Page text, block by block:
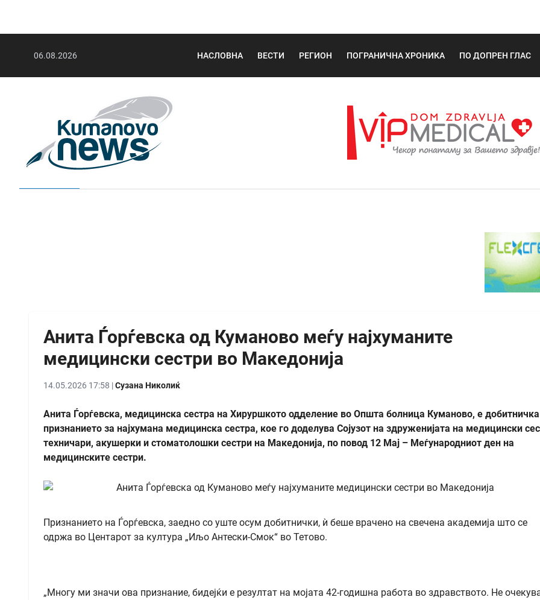
06.08.2026 НАСЛОВНА ВЕСТИ РЕГИОН ПОГРАНИЧНА ХРОНИКА ПО ДОПРЕН ГЛАС
Анита Ѓорѓевска од Куманово меѓу најхуманите
медицински сестри во Македонија
14.05.2026 17:58 |Сузана Николиќ
Анита Ѓорѓевска, медицинска сестра на Хируршкото одделение во Општа болница Куманово, е
признанието за најхумана медицинска сестра, кое го доделува Сојузот на здруженијата на медицински
техничари, акушерки и стоматолошки сестри на Македонија, по повод 12 Мај – Меѓународниот ден на
медицинските сестри.
Признанието на Ѓорѓевска, заедно со уште осум добитнички, ѝ беше врачено на свечена академија што се
одржа во Центарот за култура „Иљо Антески-Смок“ во Тетово.
„Многу ми значи ова признание, бидејќи е резултат на мојата 42-годишна работа во здравството. Не